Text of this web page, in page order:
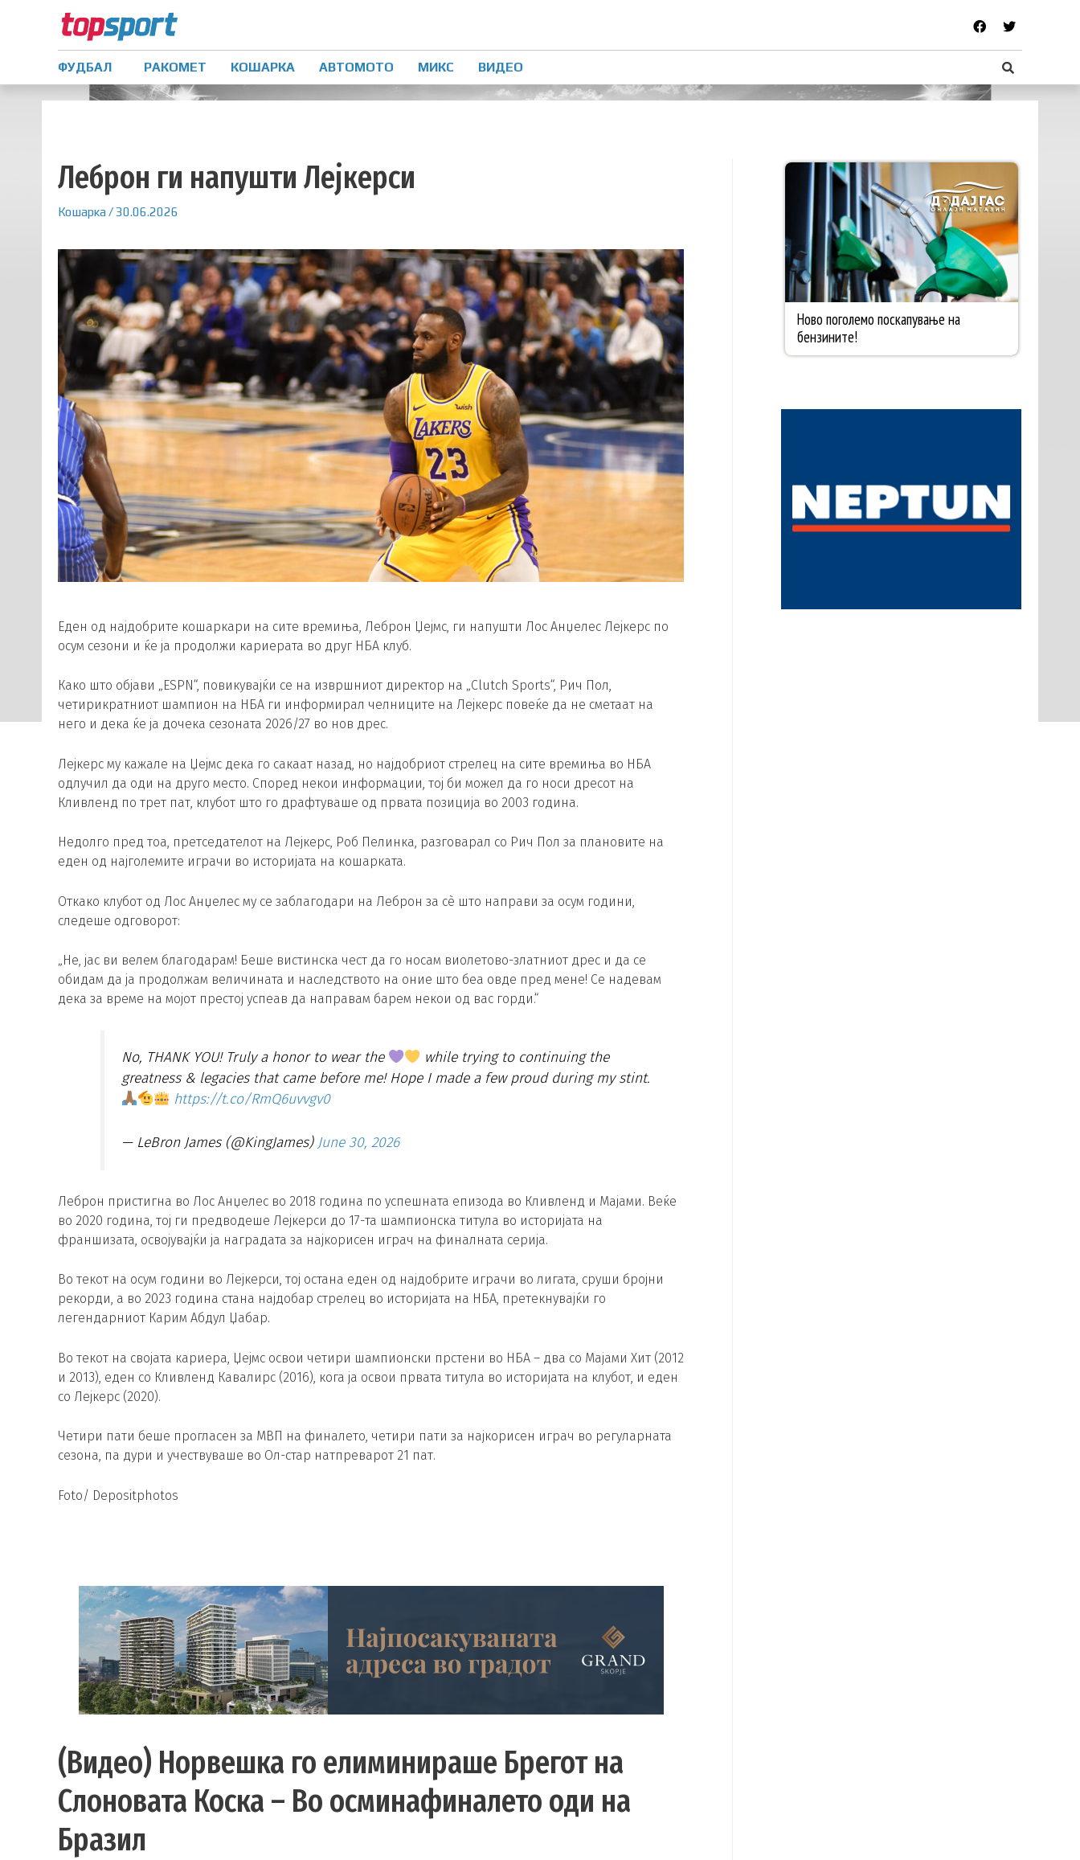
ФУДБАЛ РАКОМЕТ КОШАРКА АВТОМОТО МИКС ВИДЕО
Леброн ги напушти Лејкерси
Кошарка / 30.06.2026
Еден од најдобрите кошаркари на сите времиња, Леброн Џејмс, ги напушти Лос Анџелес Лејкерс по
осум сезони и ќе ја продолжи кариерата во друг НБА клуб.
Како што објави „ESPN“, повикувајќи се на извршниот директор на „Clutch Sports“, Рич Пол,
четирикратниот шампион на НБА ги информирал челниците на Лејкерс повеќе да не сметаат на
него и дека ќе ја дочека сезоната 2026/27 во нов дрес.
Лејкерс му кажале на Џејмс дека го сакаат назад, но најдобриот стрелец на сите времиња во НБА
одлучил да оди на друго место. Според некои информации, тој би можел да го носи дресот на
Кливленд по трет пат, клубот што го драфтуваше од првата позиција во 2003 година.
Недолго пред тоа, претседателот на Лејкерс, Роб Пелинка, разговарал со Рич Пол за плановите на
еден од најголемите играчи во историјата на кошарката.
Откако клубот од Лос Анџелес му се заблагодари на Леброн за сè што направи за осум години,
следеше одговорот:
„Не, јас ви велем благодарам! Беше вистинска чест да го носам виолетово-златниот дрес и да се
обидам да ја продолжам величината и наследството на оние што беа овде пред мене! Се надевам
дека за време на мојот престој успеав да направам барем некои од вас горди.“
No, THANK YOU! Truly a honor to wear the
while trying to continuing the
greatness & legacies that came before me! Hope I made a few proud during my stint.
https://t.co/RmQ6uvvgv0
— LeBron James (@KingJames) June 30, 2026
Леброн пристигна во Лос Анџелес во 2018 година по успешната епизода во Кливленд и Мајами. Веќе
во 2020 година, тој ги предводеше Лејкерси до 17-та шампионска титула во историјата на
франшизата, освојувајќи ја наградата за најкорисен играч на финалната серија.
Во текот на осум години во Лејкерси, тој остана еден од најдобрите играчи во лигата, сруши бројни
рекорди, а во 2023 година стана најдобар стрелец во историјата на НБА, претекнувајќи го
легендарниот Карим Абдул Џабар.
Во текот на својата кариера, Џејмс освои четири шампионски прстени во НБА – два со Мајами Хит (2012
и 2013), еден со Кливленд Кавалирс (2016), кога ја освои првата титула во историјата на клубот, и еден
со Лејкерс (2020).
Четири пати беше прогласен за МВП на финалето, четири пати за најкорисен играч во регуларната
сезона, па дури и учествуваше во Ол-стар натпреварот 21 пат.
Foto/ Depositphotos
(Видео) Норвешка го елиминираше Брегот на
Слоновата Коска – Во осминафиналето оди на
Бразил